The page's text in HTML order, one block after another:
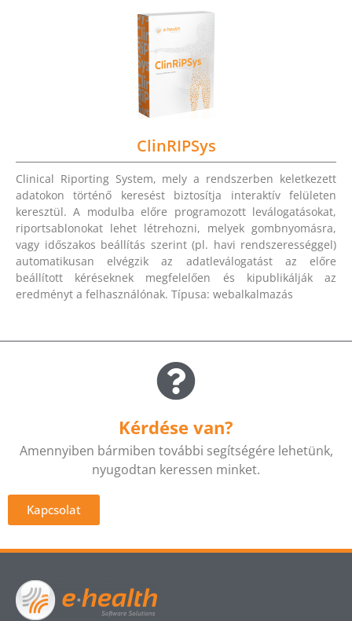
ClinRIPSys
Clinical Riporting System, mely a rendszerben keletkezett
adatokon történő keresést biztosítja interaktív felületen
keresztül. A modulba előre programozott leválogatásokat,
riportsablonokat lehet létrehozni, melyek gombnyomásra,
vagy időszakos beállítás szerint (pl. havi rendszerességgel)
automatikusan elvégzik az adatleválogatást az előre
beállított kéréseknek megfelelően és kipublikálják az
eredményt a felhasználónak. Típusa: webalkalmazás
Kérdése van?
Amennyiben bármiben további segítségére lehetünk,
nyugodtan keressen minket.
Kapcsolat